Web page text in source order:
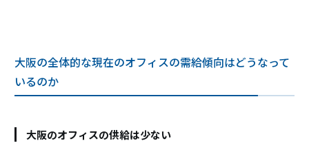
大阪の全体的な現在のオフィスの需給傾向はどうなって
いるのか
大阪のオフィスの供給は少ない